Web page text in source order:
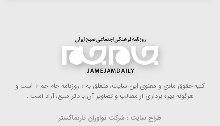
كلیه حقوق مادی و معنوی این سایت، متعلق به « روزنامه جام جم » است و
هرگونه بهره ‌برداری از مطالب و تصاویر آن با ذكر منبع، آزاد است .
طراح سایت : شرکت نوآوران تارنماگستر